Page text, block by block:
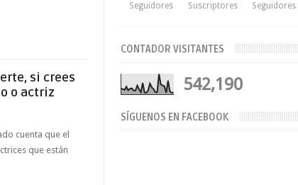
si crees
o actriz
cuenta que el
que están
Seguidores Suscriptores Seguidores
CONTADOR VISITANTES
542,190
SÍGUENOS EN FACEBOOK